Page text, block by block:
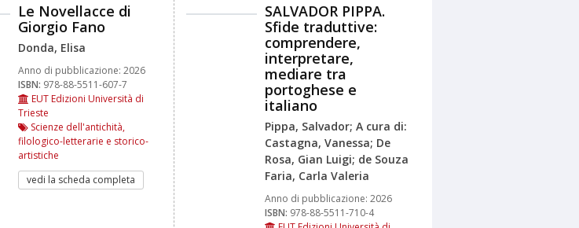
Le Novellacce di
Giorgio Fano
Donda, Elisa
Anno di pubblicazione: 2026
ISBN: 978-88-5511-607-7
EUT Edizioni Università di
Trieste
Scienze dell'antichità,
filologico-letterarie e storico-
artistiche
vedi la scheda completa
SALVADOR PIPPA.
Sfide traduttive:
comprendere,
interpretare,
mediare tra
portoghese e
italiano
Pippa, Salvador; A cura di:
Castagna, Vanessa; De
Rosa, Gian Luigi; de Souza
Faria, Carla Valeria
Anno di pubblicazione: 2026
ISBN: 978-88-5511-710-4